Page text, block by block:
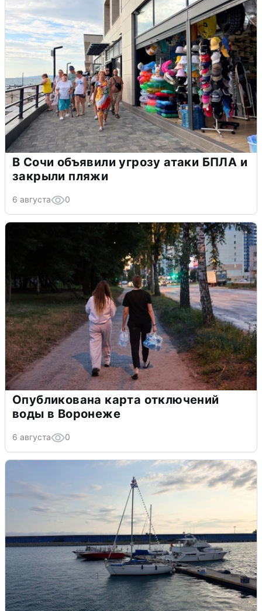
В Сочи объявили угрозу атаки БПЛА и
закрыли пляжи
6 августа 0
Опубликована карта отключений
воды в Воронеже
6 августа 0